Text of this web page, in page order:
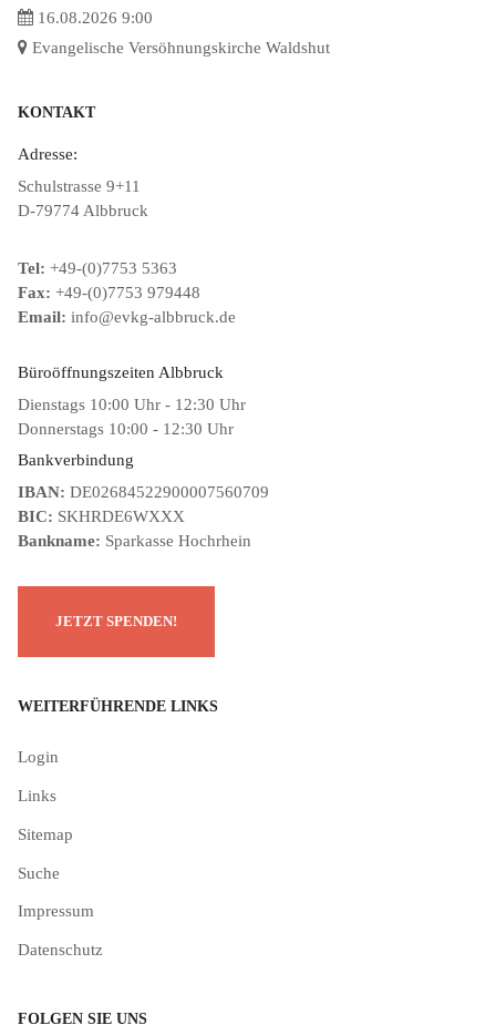
16.08.2026 9:00
Evangelische Versöhnungskirche Waldshut
KONTAKT
Adresse:
Schulstrasse 9+11
D-79774 Albbruck
Tel: +49-(0)7753 5363
Fax: +49-(0)7753 979448
Email: info@evkg-albbruck.de
Büroöffnungszeiten Albbruck
Dienstags 10:00 Uhr - 12:30 Uhr
Donnerstags 10:00 - 12:30 Uhr
Bankverbindung
IBAN: DE02684522900007560709
BIC: SKHRDE6WXXX
Bankname: Sparkasse Hochrhein
WEITERFÜHRENDE LINKS
Login
Links
Sitemap
Suche
Impressum
Datenschutz
FOLGEN SIE UNS